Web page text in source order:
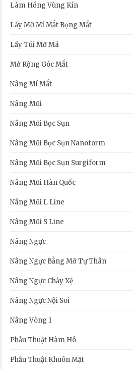
Làm Hồng Vùng Kín
Lấy Mỡ Mí Mắt Bọng Mắt
Lấy Túi Mỡ Má
Mở Rộng Góc Mắt
Nâng Mí Mắt
Nâng Mũi
Nâng Mũi Bọc Sụn
Nâng Mũi Bọc Sụn Nanoform
Nâng Mũi Bọc Sụn Surgiform
Nâng Mũi Hàn Quốc
Nâng Mũi L Line
Nâng Mũi S Line
Nâng Ngực
Nâng Ngực Bằng Mỡ Tự Thân
Nâng Ngực Chảy Xệ
Nâng Ngực Nội Soi
Nâng Vòng 1
Phẫu Thuật Hàm Hô
Phẫu Thuật Khuôn Mặt